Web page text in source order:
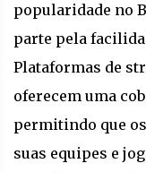
popularidade no
parte pela
Plataformas de
oferecem uma
permitindo que
suas equipes e